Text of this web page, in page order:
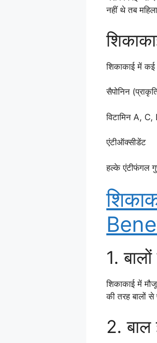
नहीं थे तब
शिकाकाई में कई
सैपोनिन
विटामिन A,
एंटीऑक्सीडेंट
हल्के एंटीफंगल
1.
शिकाकाई में
की तरह बालों से
2.